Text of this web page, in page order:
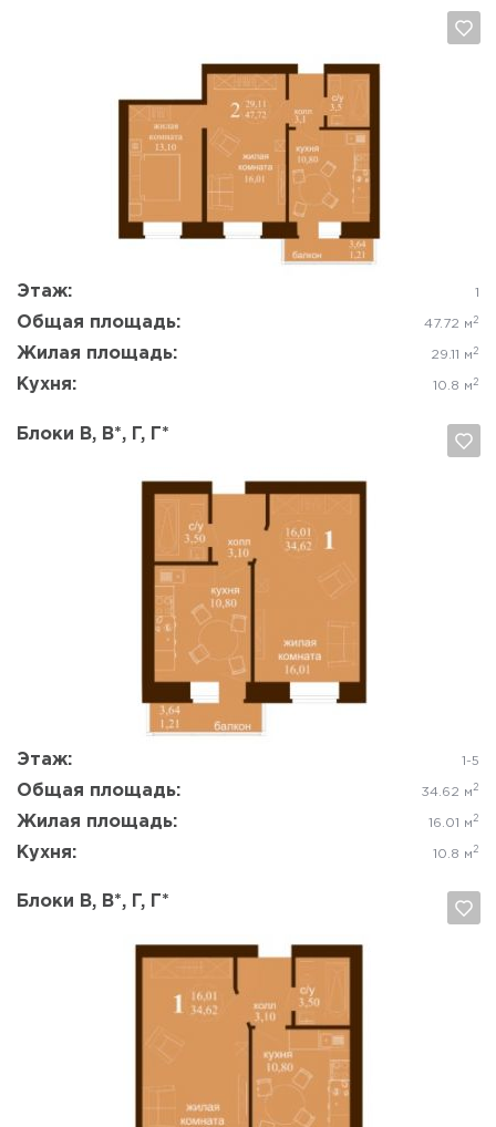
Этаж: 1
Общая площадь: 47.72 м 2
Жилая площадь: 29.11 м 2
Кухня: 10.8 м 2
Блоки В, В*, Г, Г*
Этаж: 1-5
Общая площадь: 34.62 м 2
Жилая площадь: 16.01 м 2
Кухня: 10.8 м 2
Отмена
Блоки В, В*, Г, Г*
Да, удалить Отмена